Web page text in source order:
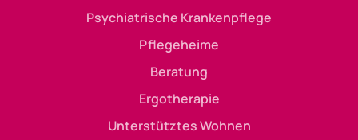
Psychiatrische Krankenpflege
Pflegeheime
Beratung
Ergotherapie
Unterstütztes Wohnen